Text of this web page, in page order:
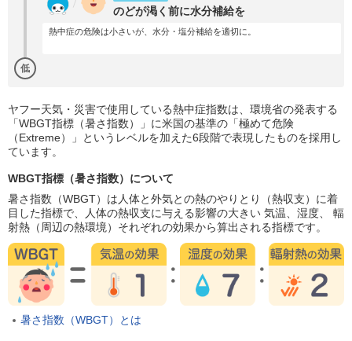
低
のどが渇く前に水分補給を
熱中症の危険は小さいが、水分・塩分補給を適切に。
ヤフー天気・災害で使用している熱中症指数は、環境省の発表する
「WBGT指標（暑さ指数）」に米国の基準の「極めて危険
（Extreme）」というレベルを加えた6段階で表現したものを採用し
ています。
WBGT指標（暑さ指数）について
暑さ指数（WBGT）は人体と外気との熱のやりとり（熱収支）に着
目した指標で、人体の熱収支に与える影響の大きい 気温、湿度、 輻
射熱（周辺の熱環境）それぞれの効果から算出される指標です。
暑さ指数（WBGT）とは